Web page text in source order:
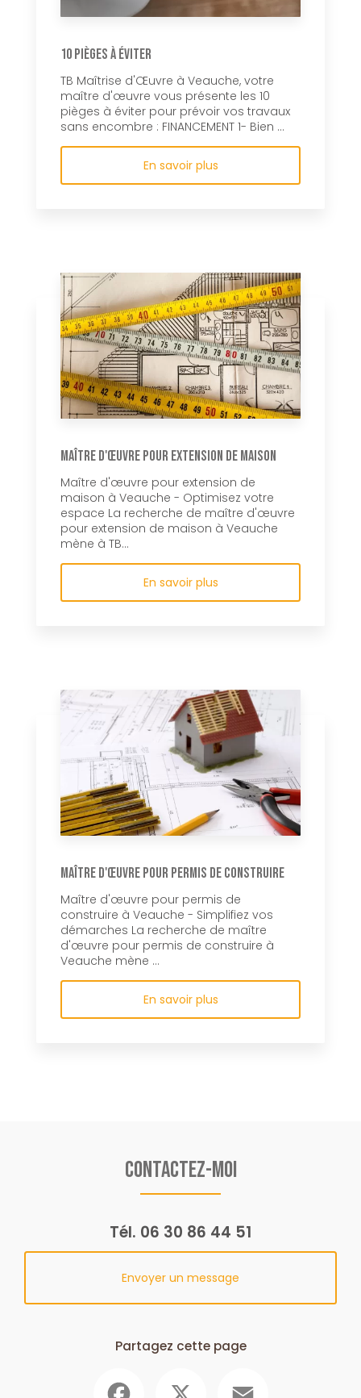
10 pièges à éviter
TB Maîtrise d'Œuvre à Veauche, votre
maître d'œuvre vous présente les 10
pièges à éviter pour prévoir vos travaux
sans encombre : FINANCEMENT 1- Bien ...
En savoir plus
Maître d'œuvre pour extension de maison
Maître d'œuvre pour extension de
maison à Veauche - Optimisez votre
espace La recherche de maître d'œuvre
pour extension de maison à Veauche
mène à TB...
En savoir plus
Maître d'œuvre pour permis de construire
Maître d'œuvre pour permis de
construire à Veauche - Simplifiez vos
démarches La recherche de maître
d'œuvre pour permis de construire à
Veauche mène ...
En savoir plus
Contactez-moi
Tél. 06 30 86 44 51
Envoyer un message
Partagez cette page